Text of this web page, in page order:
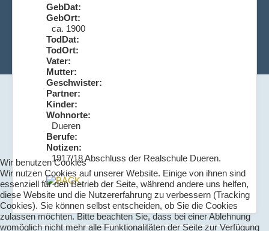
GebDat:
GebOrt:
ca. 1900
TodDat:
TodOrt:
Vater:
Mutter:
Geschwister:
Partner:
Kinder:
Wohnorte:
Dueren
Berufe:
Notizen:
1917/18 Abschluss der Realschule Dueren.
Wir benutzen Cookies
Wir nutzen Cookies auf unserer Website. Einige von ihnen sind
essenziell für den Betrieb der Seite, während andere uns helfen,
diese Website und die Nutzererfahrung zu verbessern (Tracking
Cookies). Sie können selbst entscheiden, ob Sie die Cookies
zulassen möchten. Bitte beachten Sie, dass bei einer Ablehnung
womöglich nicht mehr alle Funktionalitäten der Seite zur Verfügung